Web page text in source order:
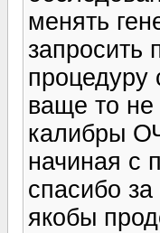
менять
запросить
процедуру
ваще то
калибры
начиная с
спасибо
якобы